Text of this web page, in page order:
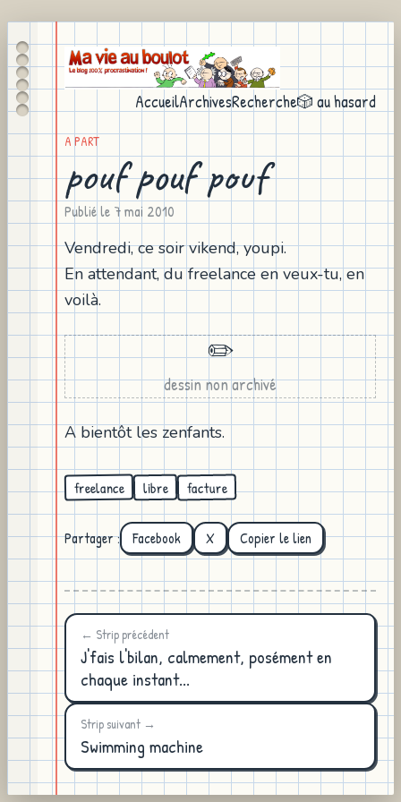
AccueilArchivesRecherche🎲 au hasard
A PART
pouf pouf pouf
Publié le 7 mai 2010
Vendredi, ce soir vikend, youpi.
En attendant, du freelance en veux-tu, en
voilà.
✏️
dessin non archivé
A bientôt les zenfants.
freelance libre facture
Partager : Facebook X Copier le lien
← Strip précédent
J'fais l'bilan, calmement, posément en
chaque instant...
Strip suivant →
Swimming machine